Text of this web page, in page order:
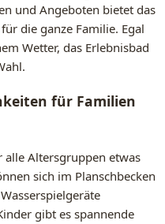
und Angeboten bietet das
die ganze Familie. Egal
Wetter, das Erlebnisbad
für Familien
Altersgruppen etwas
sich im Planschbecken
gibt es spannende